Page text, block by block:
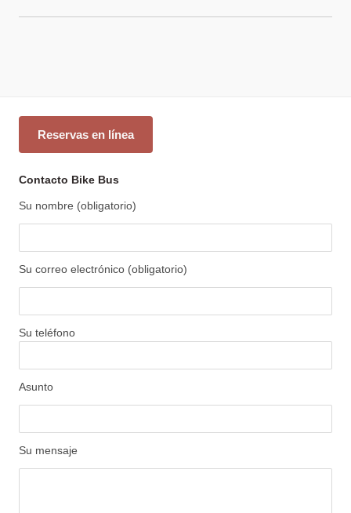
Reservas en línea
Contacto Bike Bus
Su nombre (obligatorio)
Su correo electrónico (obligatorio)
Su teléfono
Asunto
Su mensaje